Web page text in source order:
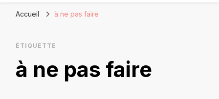
Accueil à ne pas faire
ÉTIQUETTE
à ne pas faire